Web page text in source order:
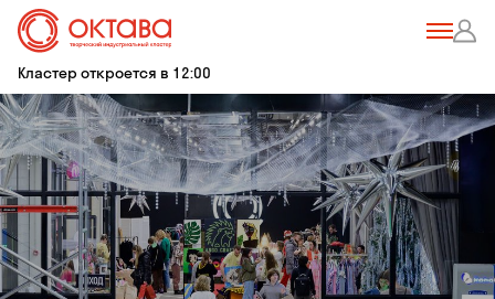
Кластер откроется в 12:00